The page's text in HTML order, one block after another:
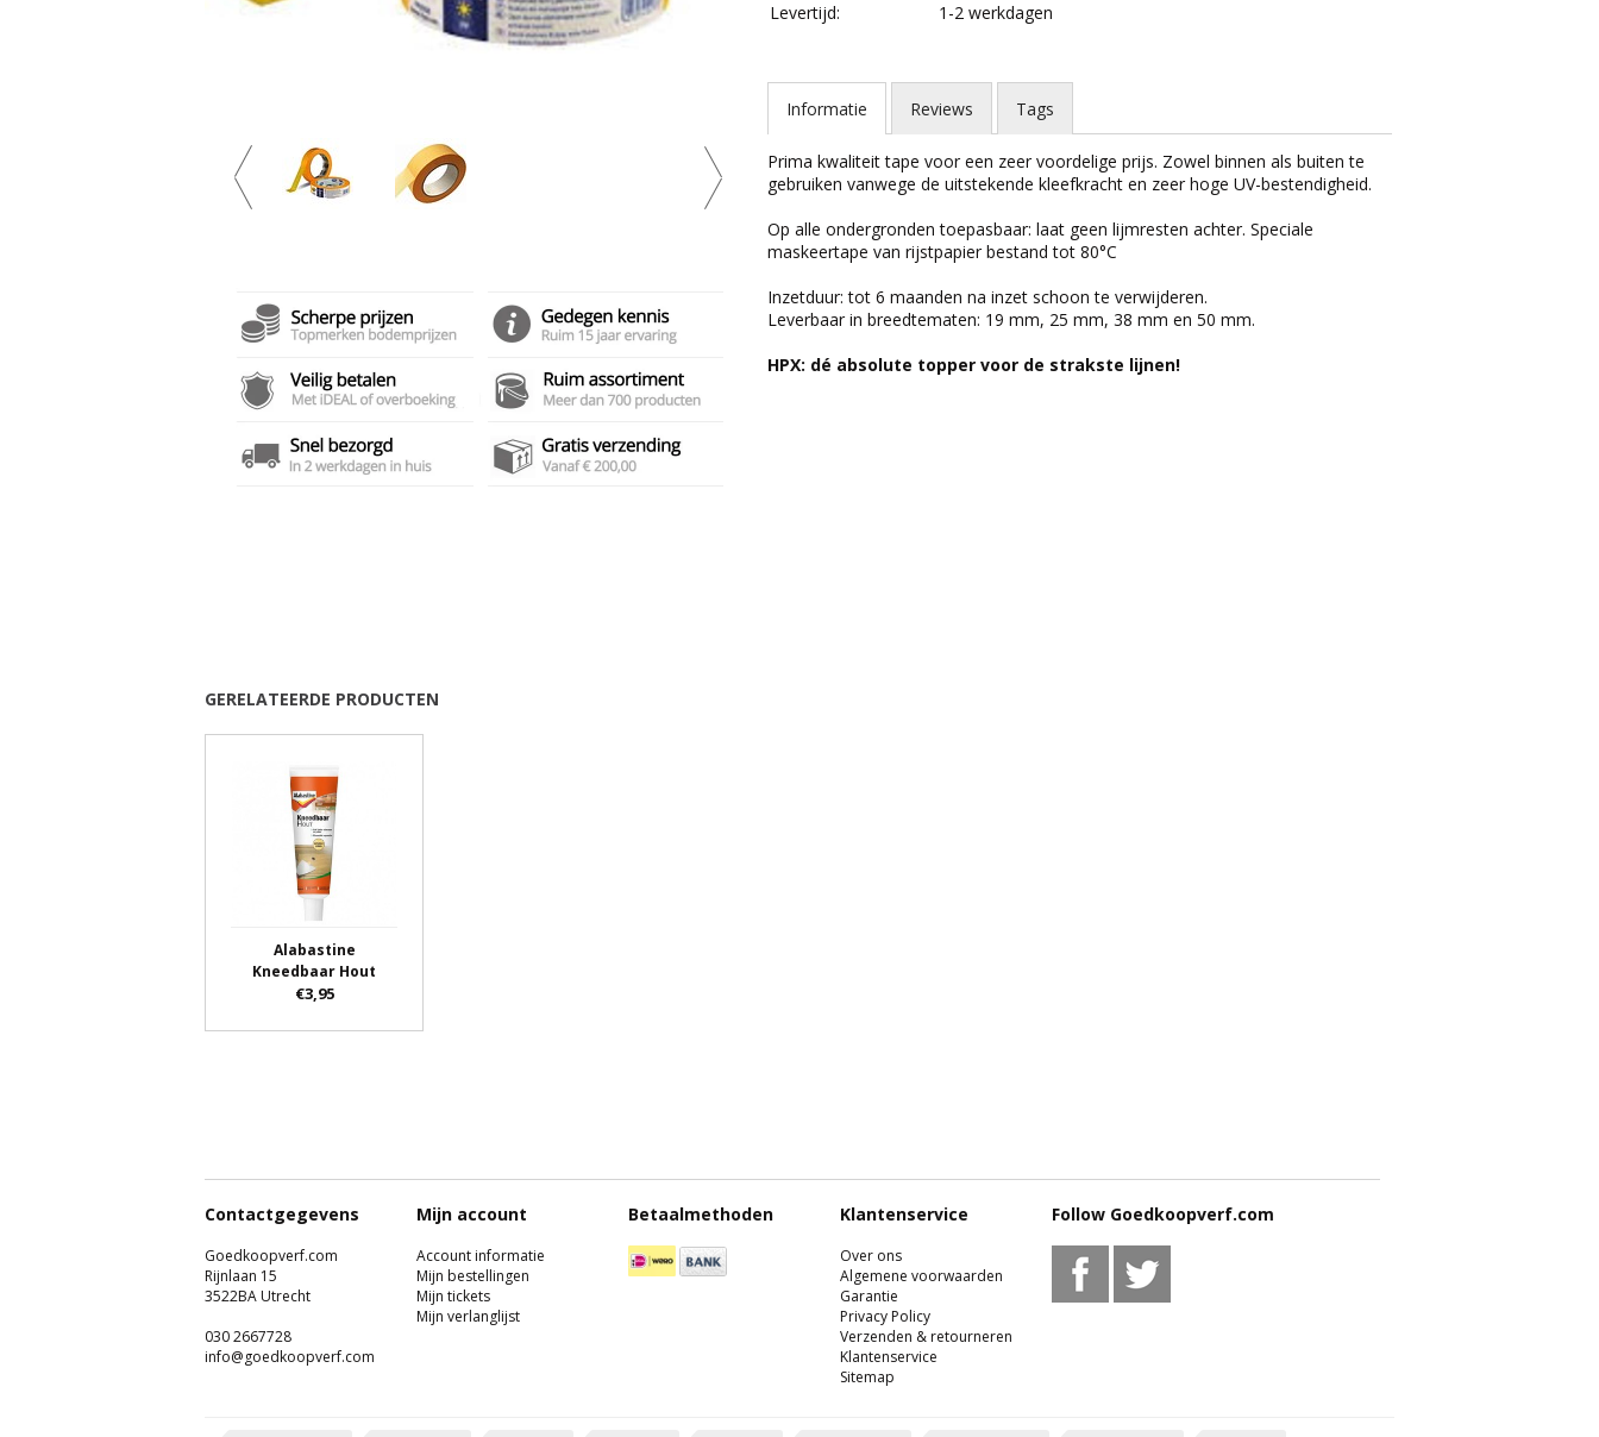
Levertijd:
1-2 werkdagen
Informatie Reviews Tags
Prima kwaliteit tape voor een zeer voordelige prijs. Zowel binnen als buiten te
gebruiken vanwege de uitstekende kleefkracht en zeer hoge UV-bestendigheid.
Op alle ondergronden toepasbaar: laat geen lijmresten achter. Speciale
maskeertape van rijstpapier bestand tot 80°C
Inzetduur: tot 6 maanden na inzet schoon te verwijderen.
Leverbaar in breedtematen: 19 mm, 25 mm, 38 mm en 50 mm.
HPX: dé absolute topper voor de strakste lijnen!
GERELATEERDE PRODUCTEN
Alabastine
Kneedbaar Hout
€3,95
Contactgegevens
Goedkoopverf.com
Rijnlaan 15
3522BA Utrecht
030 2667728
info@goedkoopverf.com
Mijn account
Account informatie
Mijn bestellingen
Mijn tickets
Mijn verlanglijst
Betaalmethoden Klantenservice
Over ons
Algemene voorwaarden
Garantie
Privacy Policy
Verzenden & retourneren
Klantenservice
Sitemap
Follow Goedkoopverf.com